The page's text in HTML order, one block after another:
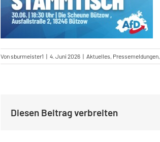
Vonsburmeister1 | 4. Juni 2026 | Aktuelles, Pressemeldungen,
Diesen Beitrag verbreiten